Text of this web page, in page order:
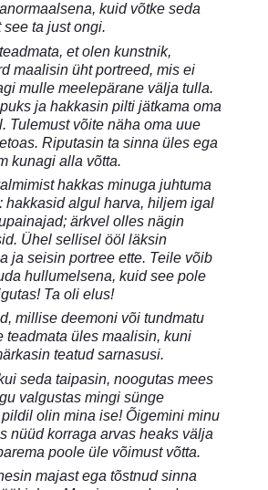
kuid võtke seda
see ta just ongi.
et olen kunstnik,
maalisin üht portreed, mis ei
mulle meelepärane välja tulla.
ja hakkasin pilti jätkama oma
Tulemust võite näha oma uue
Riputasin ta sinna üles ega
kunagi alla võtta.
hakkas minuga juhtuma
hakkasid algul harva, hiljem igal
ärkvel olles nägin
Ühel sellisel ööl läksin
ja seisin portree ette. Teile võib
hullumelsena, kuid see pole
Ta oli elus!
millise deemoni või tundmatu
teadmata üles maalisin, kuni
teatud sarnasusi.
seda taipasin, noogutas mees
valgustas mingi sünge
olin mina ise! Õigemini minu
nüüd korraga arvas heaks välja
poole üle võimust võtta.
majast ega tõstnud sinna